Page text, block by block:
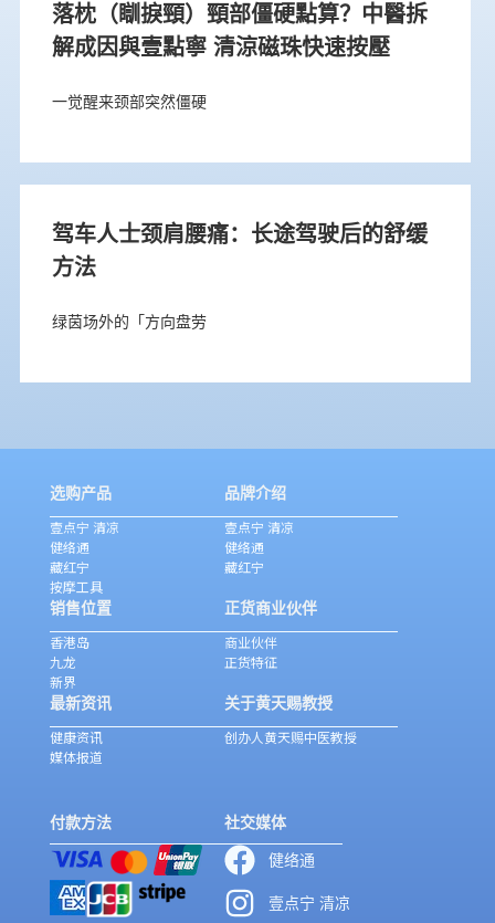
落枕（瞓捩頸）頸部僵硬點算？中醫拆
解成因與壹點寧 清涼磁珠快速按壓
一觉醒来颈部突然僵硬
驾车人士颈肩腰痛：长途驾驶后的舒缓
方法
绿茵场外的「方向盘劳
选购产品
壹点宁 清凉
健络通
藏红宁
按摩工具
品牌介绍
壹点宁 清凉
健络通
藏红宁
销售位置
香港岛
九龙
新界
正货商业伙伴
商业伙伴
正货特征
最新资讯
健康资讯
媒体报道
关于黄天赐教授
创办人黄天赐中医教授
付款方法 社交媒体
健络通
壹点宁 清凉